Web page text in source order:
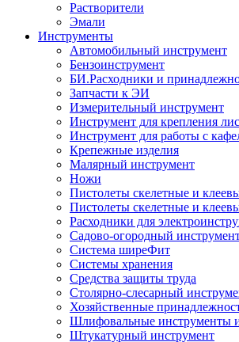
Растворители
Эмали
Инструменты
Автомобильный инструмент
Бензоинструмент
БИ.Расходники и
Запчасти к ЭИ
Измерительный инструмент
Инструмент для крепления
Инструмент для работы с
Крепежные изделия
Малярный инструмент
Ножи
Пистолеты скелетные и
Пистолеты скелетные и
Расходники для
Садово-огородный
Система ширеФит
Системы хранения
Средства защиты труда
Столярно-слесарный
Хозяйственные
Шлифовальные инструменты
Штукатурный инструмент